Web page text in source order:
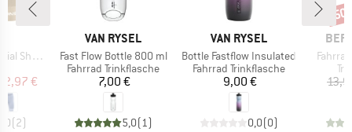
Kit
Preis
€
(2)
MARKE
VAN RYSEL
Artikel
Fast Flow Bottle 800 ml
Produktgruppe
Fahrrad Trinkflasche
Preis
7,00 €
5,0(1)
MARKE
VAN RYSEL
Artikel
Bottle Fastflow Insulated
Produktgruppe
Fahrrad Trinkflasche
Preis
9,00 €
0,0(0)
Artikel